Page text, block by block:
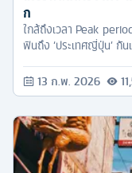
ก
ใกล้ถึงเวลา Peak
ฟินถึง ‘ประเทศญี่ปุ่น’ กั
แน่นอนว่า ‘โอซาก้า-เกีย
สร้างความทรงจำอันน่า
13 ก.พ. 2026